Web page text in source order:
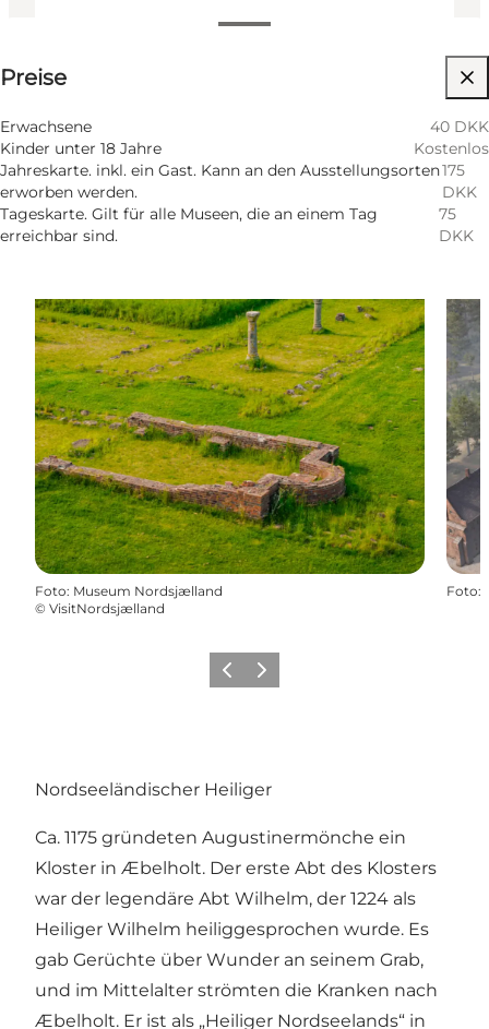
Preise
Erwachsene
40 DKK
Kinder unter 18 Jahre
Kostenlos
Jahreskarte. inkl. ein Gast. Kann an den Ausstellungsorten
erworben werden.
175
DKK
Tageskarte. Gilt für alle Museen, die an einem Tag
erreichbar sind.
75
DKK
Mir selbst, Mein Partner, Freunde, Kinder
Foto: Museum Nordsjælland
© VisitNordsjælland
Foto:
ZurückWeiter
Nordseeländischer Heiliger
Ca. 1175 gründeten Augustinermönche ein
Kloster in Æbelholt. Der erste Abt des Klosters
war der legendäre Abt Wilhelm, der 1224 als
Heiliger Wilhelm heiliggesprochen wurde. Es
gab Gerüchte über Wunder an seinem Grab,
und im Mittelalter strömten die Kranken nach
Æbelholt. Er ist als „Heiliger Nordseelands“ in